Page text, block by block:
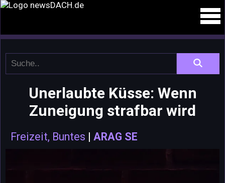
Unerlaubte Küsse: Wenn
Zuneigung strafbar wird
Freizeit, Buntes | ARAG SE